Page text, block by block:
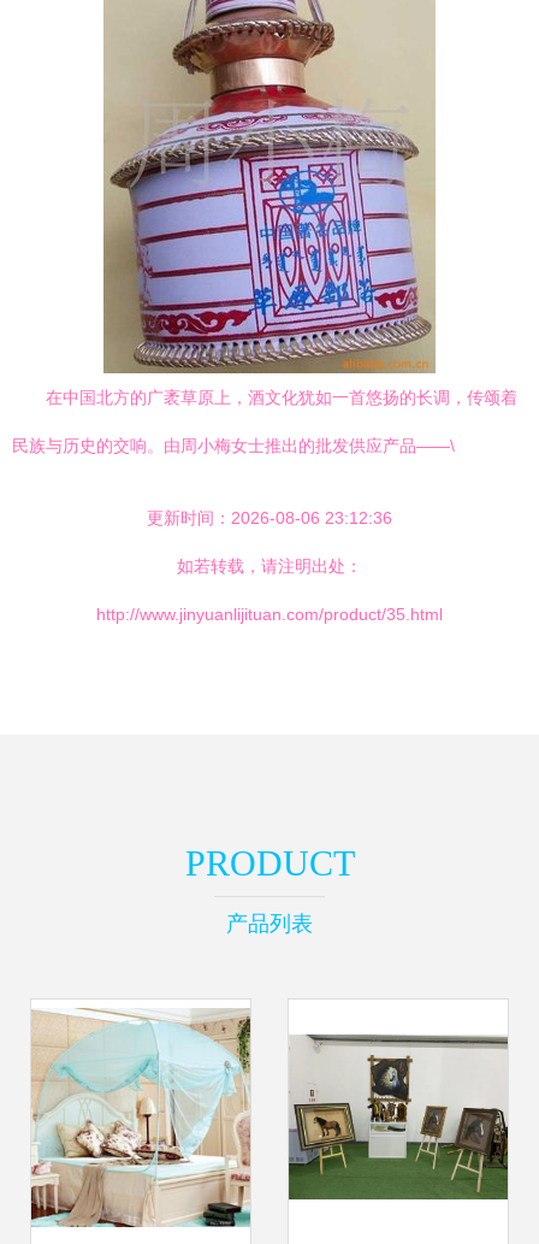
在中国北方的广袤草原上，酒文化犹如一首悠扬的长调，传颂着
民族与历史的交响。由周小梅女士推出的批发供应产品——\
更新时间：2026-08-06 23:12:36
如若转载，请注明出处：
http://www.jinyuanlijituan.com/product/35.html
PRODUCT
产品列表